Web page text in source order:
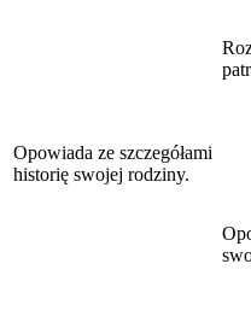
Opowiada ze szczegółami
historię swojej rodziny.